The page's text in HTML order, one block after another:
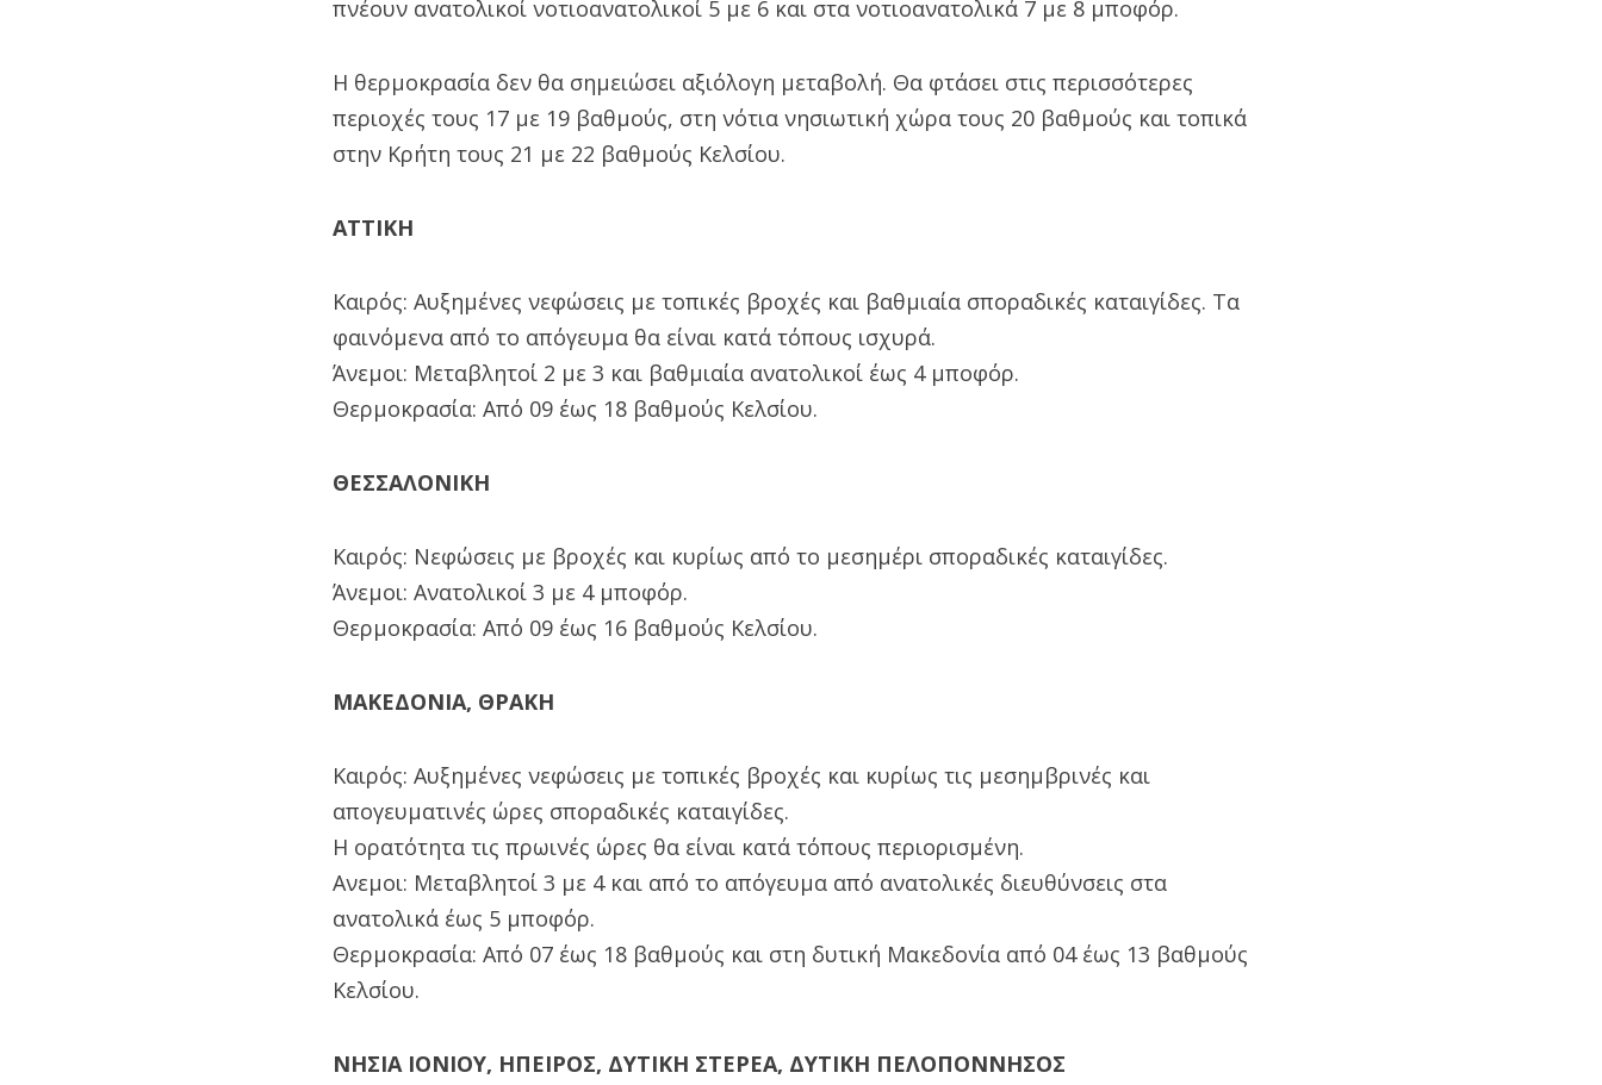
πνέουν ανατολικοί νοτιοανατολικοί 5 με 6 και στα νοτιοανατολικά 7 με 8 μποφόρ.
Η θερμοκρασία δεν θα σημειώσει αξιόλογη μεταβολή. Θα φτάσει στις περισσότερες
περιοχές τους 17 με 19 βαθμούς, στη νότια νησιωτική χώρα τους 20 βαθμούς και τοπικά
στην Κρήτη τους 21 με 22 βαθμούς Κελσίου.
ΑΤΤΙΚΗ
Καιρός: Αυξημένες νεφώσεις με τοπικές βροχές και βαθμιαία σποραδικές καταιγίδες. Τα
φαινόμενα από το απόγευμα θα είναι κατά τόπους ισχυρά.
Άνεμοι: Μεταβλητοί 2 με 3 και βαθμιαία ανατολικοί έως 4 μποφόρ.
Θερμοκρασία: Από 09 έως 18 βαθμούς Κελσίου.
ΘΕΣΣΑΛΟΝΙΚΗ
Καιρός: Νεφώσεις με βροχές και κυρίως από το μεσημέρι σποραδικές καταιγίδες.
Άνεμοι: Ανατολικοί 3 με 4 μποφόρ.
Θερμοκρασία: Από 09 έως 16 βαθμούς Κελσίου.
ΜΑΚΕΔΟΝΙΑ, ΘΡΑΚΗ
Καιρός: Αυξημένες νεφώσεις με τοπικές βροχές και κυρίως τις μεσημβρινές και
απογευματινές ώρες σποραδικές καταιγίδες.
Η ορατότητα τις πρωινές ώρες θα είναι κατά τόπους περιορισμένη.
Ανεμοι: Μεταβλητοί 3 με 4 και από το απόγευμα από ανατολικές διευθύνσεις στα
ανατολικά έως 5 μποφόρ.
Θερμοκρασία: Από 07 έως 18 βαθμούς και στη δυτική Μακεδονία από 04 έως 13 βαθμούς
Κελσίου.
ΝΗΣΙΑ ΙΟΝΙΟΥ, ΗΠΕΙΡΟΣ, ΔΥΤΙΚΗ ΣΤΕΡΕΑ, ΔΥΤΙΚΗ ΠΕΛΟΠΟΝΝΗΣΟΣ